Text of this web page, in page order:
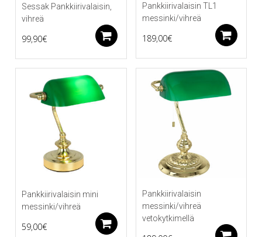
Sessak Pankkiirivalaisin,
vihreä
99,90€ Lisää ostoskoriin
Pankkiirivalaisin TL1
messinki/vihreä
189,00€
Pankkiirivalaisin mini
messinki/vihreä
59,00€ Lisää ostoskoriin
Pankkiirivalaisin
messinki/vihreä
vetokytkimellä